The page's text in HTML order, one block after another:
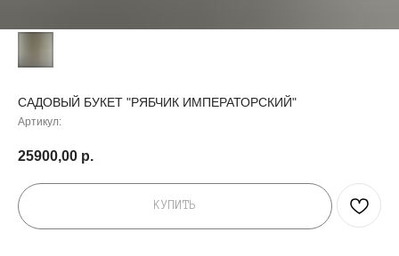
САДОВЫЙ БУКЕТ "РЯБЧИК ИМПЕРАТОРСКИЙ"
Артикул:
25900,00 р.
КУПИТЬ